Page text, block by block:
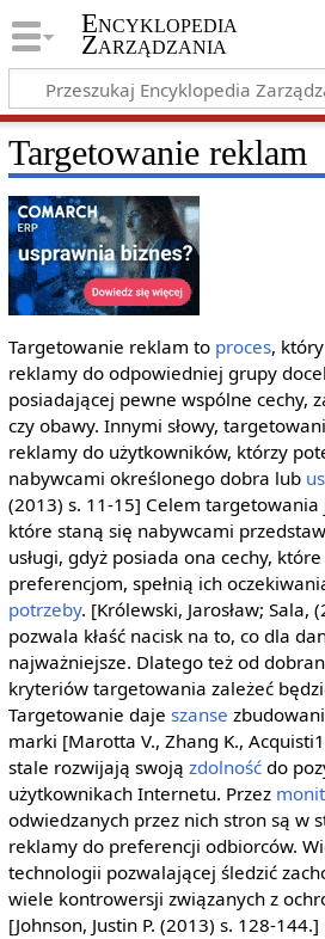
Encyklopedia
Zarządzania
Targetowanie reklam
Targetowanie reklam to proces,
reklamy do odpowiedniej grupy
posiadającej pewne wspólne cechy,
czy obawy. Innymi słowy,
reklamy do użytkowników, którzy
nabywcami określonego dobra lub
(2013) s. 11-15] Celem
które staną się nabywcami
usługi, gdyż posiada ona cechy,
preferencjom, spełnią ich
potrzeby. [Królewski, Jarosław; Sala,
pozwala kłaść nacisk na to, co dla
najważniejsze. Dlatego też od
kryteriów targetowania zależeć
Targetowanie daje szanse
marki [Marotta V., Zhang K.,
stale rozwijają swoją zdolnośćdo
użytkownikach Internetu. Przez
odwiedzanych przez nich stron są w
reklamy do preferencji odbiorców.
technologii pozwalającej śledzić
wiele kontrowersji związanych z
[Johnson, Justin P. (2013) s. 128-144.]